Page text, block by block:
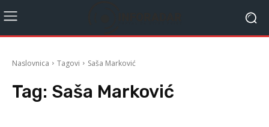
Naslovnica Tagovi Saša Marković
Tag: Saša Marković